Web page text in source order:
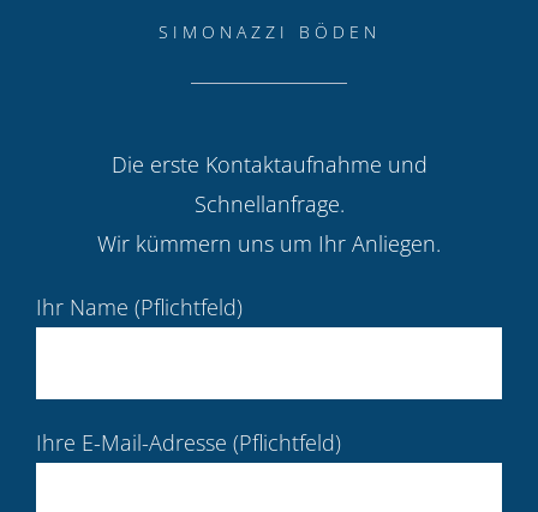
SIMONAZZI BÖDEN
Die erste Kontaktaufnahme und
Schnellanfrage.
Wir kümmern uns um Ihr Anliegen.
Ihr Name (Pflichtfeld)
Ihre E-Mail-Adresse (Pflichtfeld)